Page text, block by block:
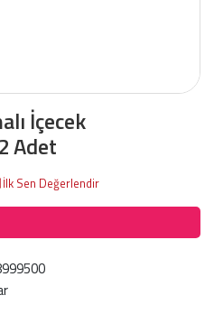
İçecek
Adet
İlk Sen Değerlendir